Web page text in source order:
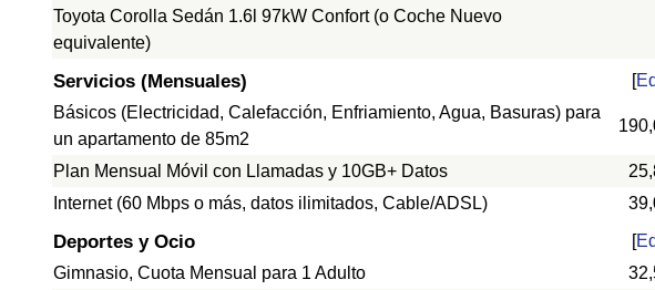
Toyota Corolla Sedán 1.6l 97kW Confort (o Coche Nuevo
equivalente)
Servicios (Mensuales) [
Básicos (Electricidad, Calefacción, Enfriamiento, Agua, Basuras) para
un apartamento de 85m2
Plan Mensual Móvil con Llamadas y 10GB+ Datos
Internet (60 Mbps o más, datos ilimitados, Cable/ADSL)
Deportes y Ocio [
Gimnasio, Cuota Mensual para 1 Adulto